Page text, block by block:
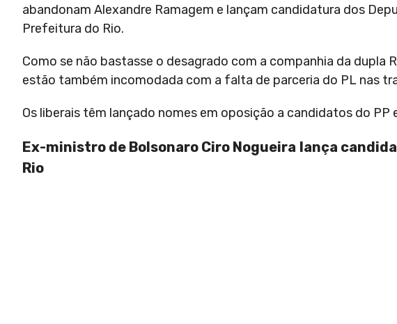
abandonam Alexandre Ramagem e lançam candidatura dos
Prefeitura do Rio.
Como se não bastasse o desagrado com a companhia da dupla
estão também incomodada com a falta de parceria do PL nas
Os liberais têm lançado nomes em oposição a candidatos do PP
Ex-ministro de Bolsonaro Ciro Nogueira lança
Rio